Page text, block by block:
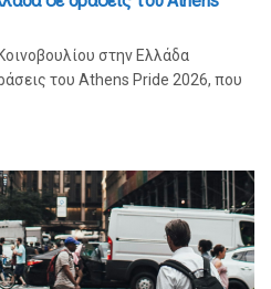
στην Ελλάδα
του Athens Pride 2026, που